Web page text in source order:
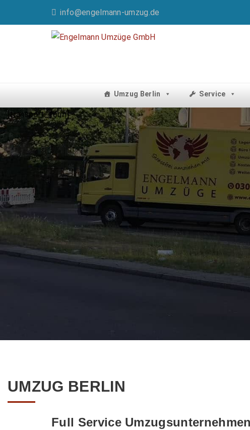
info@engelmann-umzug.de
Umzug Berlin Service
[transport_form]
UMZUG BERLIN
Full Service